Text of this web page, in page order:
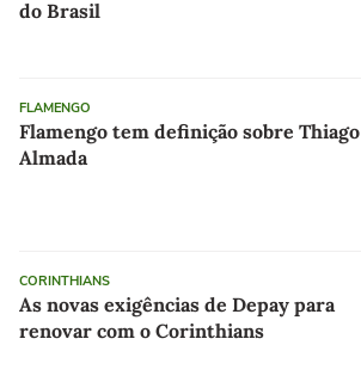
do Brasil
FLAMENGO
Flamengo tem definição sobre Thiago
Almada
CORINTHIANS
As novas exigências de Depay para
renovar com o Corinthians